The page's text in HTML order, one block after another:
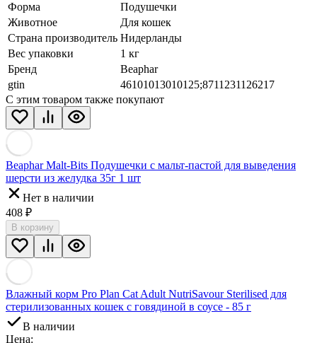
Форма
Подушечки
Животное
Для кошек
Страна производитель Нидерланды
Вес упаковки
1 кг
Бренд
Beaphar
gtin
46101013010125;8711231126217
С этим товаром также покупают
Beaphar Malt-Bits Подушечки с мальт-пастой для выведения
шерсти из желудка 35г 1 шт
Нет в наличии
408 ₽
В корзину
Влажный корм Pro Plan Cat Adult NutriSavour Sterilised для
стерилизованных кошек с говядиной в соусе - 85 г
В наличии
Цена: